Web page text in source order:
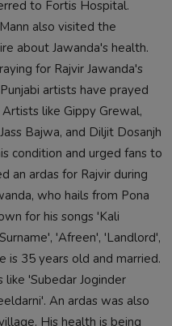
to Fortis Hospital.
also visited the
about Jawanda's health.
for Rajvir Jawanda's
artists have prayed
like Gippy Grewal,
Bajwa, and Diljit Dosanjh
condition and urged fans to
an ardas for Rajvir during
who hails from Pona
for his songs 'Kali
'Afreen', 'Landlord',
is 35 years old and married.
like 'Subedar Joginder
An ardas was also
His health is being